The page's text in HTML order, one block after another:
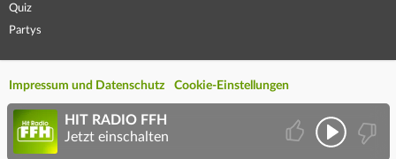
Quiz
Partys
Impressum und Datenschutz Cookie-Einstellungen
HIT RADIO FFH
Jetzt einschalten